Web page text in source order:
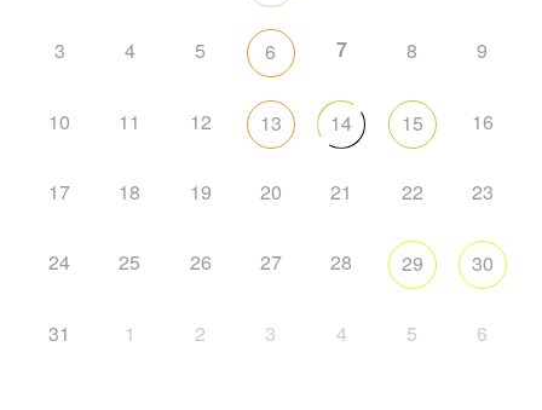
3 4 5 6 7 8 9
10 11 12 13 14 15 16
17 18 19 20 21 22 23
24 25 26 27 28 29 30
31 1 2 3 4 5 6